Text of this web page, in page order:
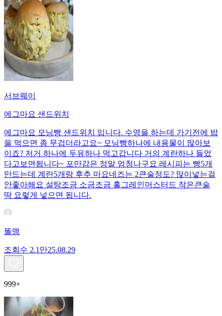
서브웨이
에그마요 샌드위치
에그마요 모닝빵 샌드위치 입니다. 수영을 하는데 가기전에 밥
을 먹으면 좀 무겁더라고요~ 모닝빵하나에 내용물이 많아보
이죠? 저거 하나에 두유하나 먹고갑니다 거의 계란하나 들었
다고보면됩니다~ 포만감은 정말 엄청나구요 레시피는 빵5개
만드는데 계란5개랑 후추 마요네즈는 2큰술정도? 많이넣는걸
안좋아해요 설탕조금 소금조금 홀그레인머스터드 작은큰술
딱 요렇게 넣으면 됩니다.
똘맹
조회수 2.1만25.08.29
999+